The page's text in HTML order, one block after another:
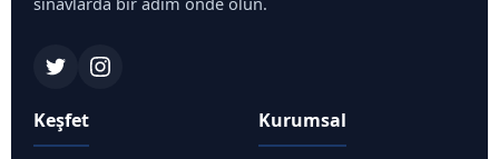
Keşfet Kurumsal